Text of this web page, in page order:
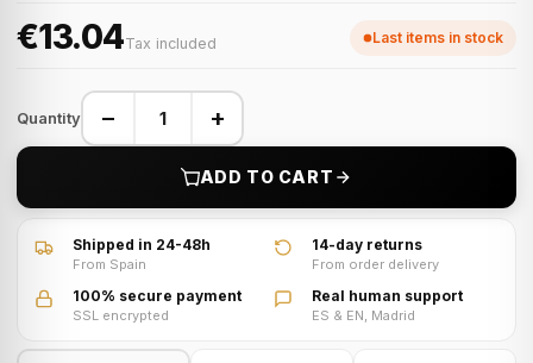
€13.04Tax included Last items in stock
Quantity − +
ADD TO CART
Shipped in 24-48h
From Spain
14-day returns
From order delivery
100% secure payment
SSL encrypted
Real human support
ES & EN, Madrid